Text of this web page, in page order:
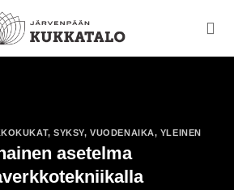
,SYKSY,VUODENAIKA, YLEINEN
asetelma